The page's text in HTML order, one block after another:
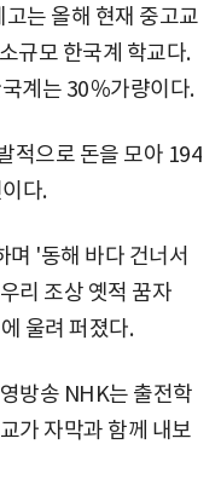
는 올해 현재 중고교
규모 한국계 학교다.
계는 30％가량이다.
적으로 돈을 모아 194
다.
며 '동해 바다 건너서
리 조상 옛적 꿈자
울려 퍼졌다.
방송 NHK는 출전학
가 자막과 함께 내보